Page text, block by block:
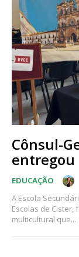
Cônsul-
entregou
EDUCAÇÃO
A Escola
Escolas de
multicultural que...